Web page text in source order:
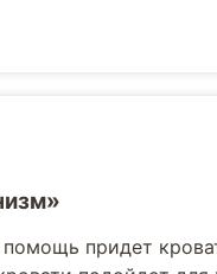
помощь придет